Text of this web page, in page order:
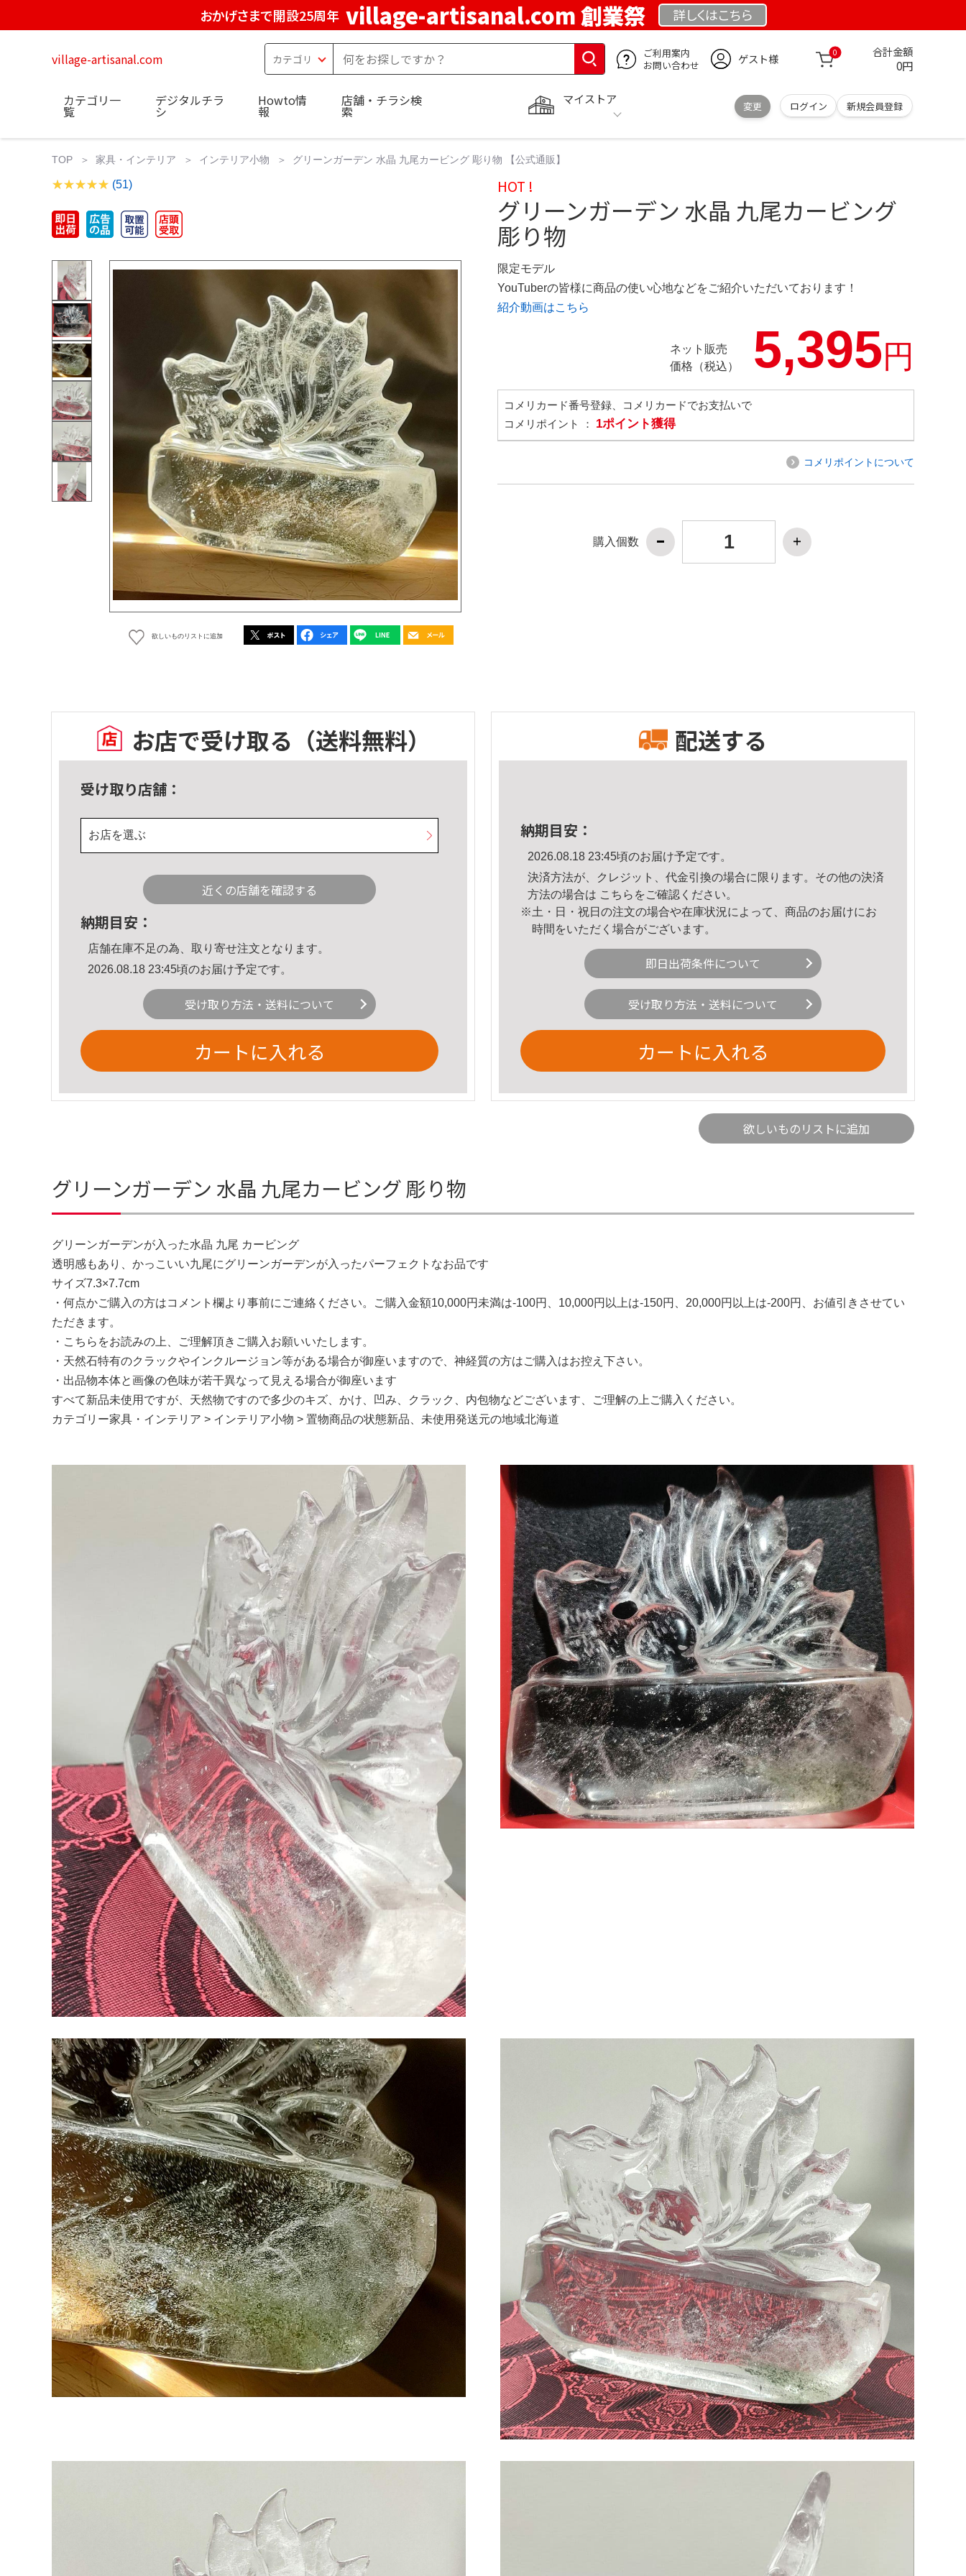
おかげさまで開設25周年 village-artisanal.com 創業祭 詳しくはこちら
village-artisanal.com
ご利用案内
お問い合わせ
ゲスト様 0 合計金額
0円
マイストア
変更 ログイン 新規会員登録
カテゴリ一
覧
デジタルチラ
シ
Howto情
報
店舗・チラシ検
索
TOP 家具・インテリア インテリア小物 グリーンガーデン 水晶 九尾カービング 彫り物 【公式通販】
(51)
欲しいものリストに追加
HOT !
グリーンガーデン 水晶 九尾カービング
彫り物
限定モデル
YouTuberの皆様に商品の使い心地などをご紹介いただいております！
紹介動画はこちら
ネット販売
価格（税込）
5,395円
コメリカード番号登録、コメリカードでお支払いで
コメリポイント ： 1ポイント獲得
コメリポイントについて
購入個数
お店で受け取る （送料無料）
受け取り店舗：
お店を選ぶ
近くの店舗を確認する
納期目安：
店舗在庫不足の為、取り寄せ注文となります。
2026.08.18 23:45頃のお届け予定です。
受け取り方法・送料について
カートに入れる
配送する
納期目安：
2026.08.18 23:45頃のお届け予定です。
決済方法が、クレジット、代金引換の場合に限ります。その他の決済
方法の場合は こちら をご確認ください。
※土・日・祝日の注文の場合や在庫状況によって、商品のお届けにお
時間をいただく場合がございます。
即日出荷条件について
受け取り方法・送料について
カートに入れる
欲しいものリストに追加
グリーンガーデン 水晶 九尾カービング 彫り物
グリーンガーデンが入った水晶 九尾 カービング
透明感もあり、かっこいい九尾にグリーンガーデンが入ったパーフェクトなお品です
サイズ7.3×7.7cm
・何点かご購入の方はコメント欄より事前にご連絡ください。ご購入金額10,000円未満は-100円、10,000円以上は-150円、20,000円以上は-200円、お値引きさせてい
ただきます。
・こちらをお読みの上、ご理解頂きご購入お願いいたします。
・天然石特有のクラックやインクルージョン等がある場合が御座いますので、神経質の方はご購入はお控え下さい。
・出品物本体と画像の色味が若干異なって見える場合が御座います
すべて新品未使用ですが、天然物ですので多少のキズ、かけ、凹み、クラック、内包物などございます、ご理解の上ご購入ください。
カテゴリー家具・インテリア > インテリア小物 > 置物商品の状態新品、未使用発送元の地域北海道